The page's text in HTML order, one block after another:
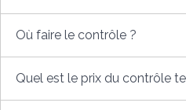
Où faire le contrôle ?
Quel est le prix du contrôle